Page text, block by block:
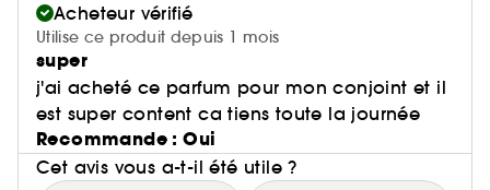
Acheteur vérifié
Utilise ce produit depuis 1 mois
super
j'ai acheté ce parfum pour mon conjoint et il
est super content ca tiens toute la journée
Recommande : Oui
Cet avis vous a-t-il été utile ?